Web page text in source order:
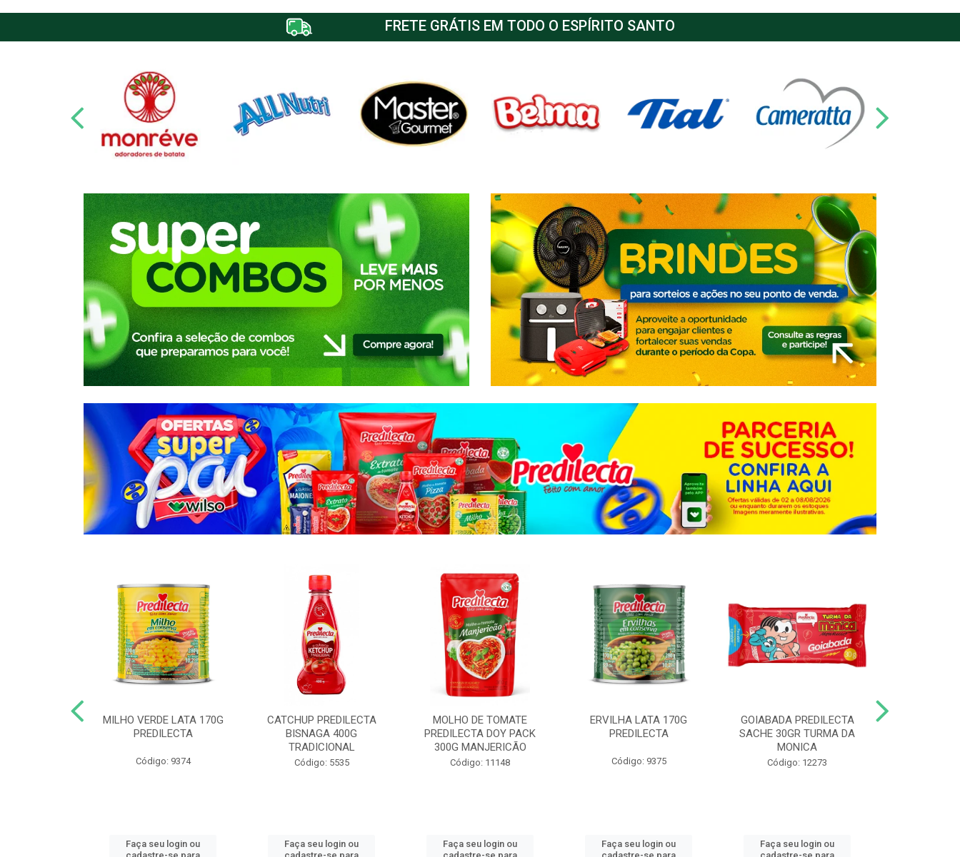
FRETE GRÁTIS EM TODO O ESPÍRITO SANTO
MILHO VERDE LATA 170G
PREDILECTA
Código: 9374
Faça seu login ou
CATCHUP PREDILECTA
BISNAGA 400G
TRADICIONAL
Código: 5535
Faça seu login ou
MOLHO DE TOMATE
PREDILECTA DOY PACK
300G MANJERICÃO
Código: 11148
Faça seu login ou
ERVILHA LATA 170G
PREDILECTA
Código: 9375
Faça seu login ou
GOIABADA PREDILECTA
SACHE 30GR TURMA DA
MONICA
Código: 12273
Faça seu login ou